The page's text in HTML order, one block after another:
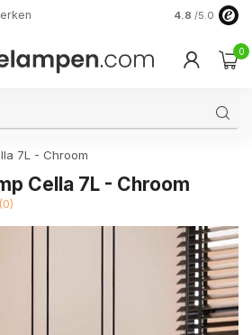
4.8 /5.0
0
7L - Chroom
Cella 7L - Chroom
(0)